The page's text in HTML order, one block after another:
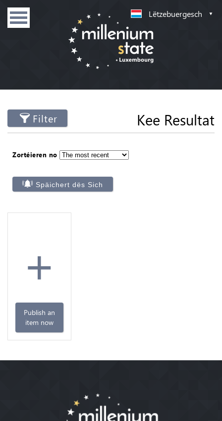
Lëtzebuergesch
Filter Kee Resultat
Zortéieren no
Späichert dës Sich
+
Publish an
item now